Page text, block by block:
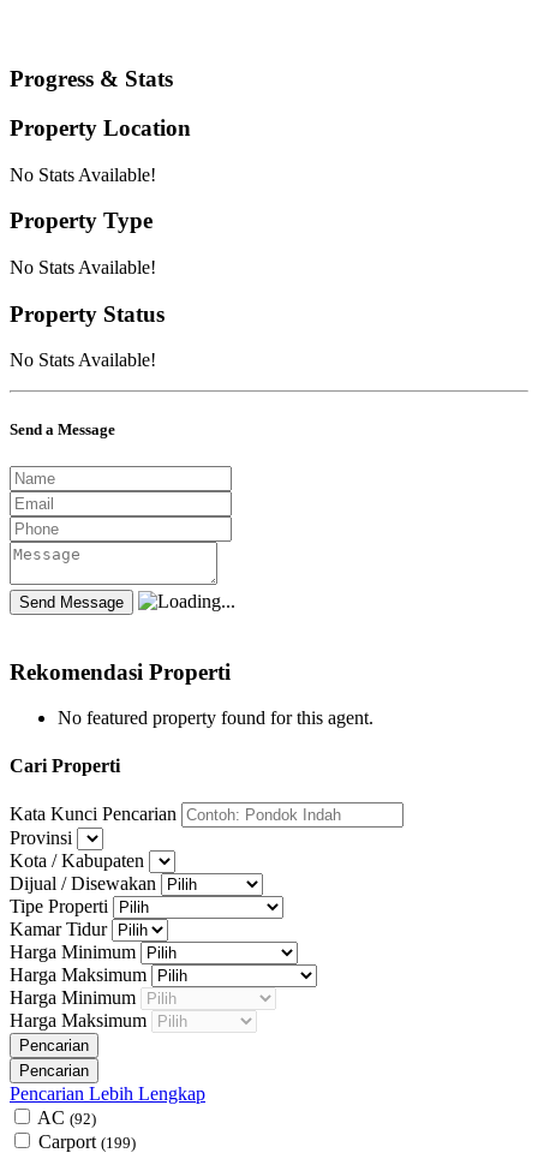
Progress & Stats
Property Location
No Stats Available!
Property Type
No Stats Available!
Property Status
No Stats Available!
Send a Message
Rekomendasi Properti
No featured property found for this agent.
Cari Properti
Kata Kunci Pencarian
Provinsi
Kota / Kabupaten
Dijual / Disewakan
Tipe Properti
Kamar Tidur
Harga Minimum
Harga Maksimum
Harga Minimum
Harga Maksimum
Pencarian Lebih Lengkap
AC (92)
Carport (199)